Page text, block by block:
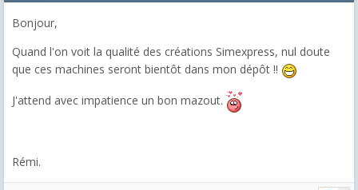
Bonjour,
Quand l'on voit la qualité des créations Simexpress, nul doute
que ces machines seront bientôt dans mon dépôt !!
J'attend avec impatience un bon mazout.
Rémi.